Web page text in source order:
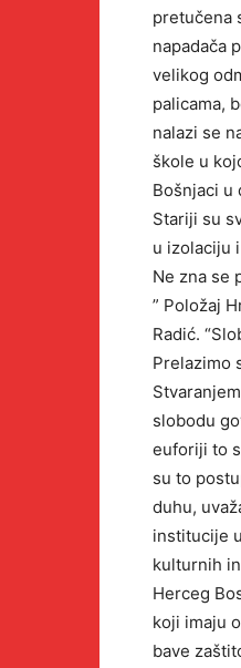
pretučena
napadača
velikog
palicama,
nalazi se
škole u
Bošnjaci u
Stariji su
u izolaciju
Ne zna se
” Položaj
Radić.
Prelazimo
slobodu
euforiji to
su to
duhu,
institucije
kulturnih
Herceg
koji imaju
bave